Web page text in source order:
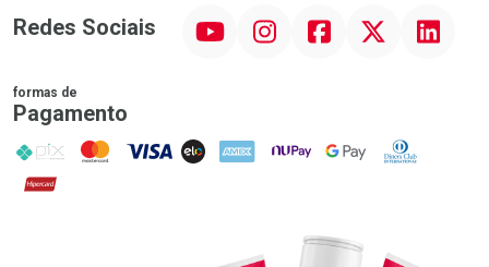
Redes Sociais InstagramFacebook Linkedin
formas de
Pagamento
PIX MasterCard
VISA ELO AMEX NuPay Google PayDiners Club
Hipercard
Promoção em Destaque